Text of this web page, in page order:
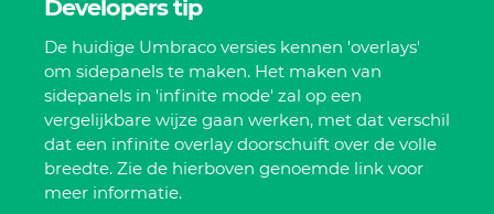
Developers tip
De huidige Umbraco versies kennen 'overlays'
om sidepanels te maken. Het maken van
sidepanels in 'infinite mode' zal op een
vergelijkbare wijze gaan werken, met dat verschil
dat een infinite overlay doorschuift over de volle
breedte. Zie de hierboven genoemde link voor
meer informatie.